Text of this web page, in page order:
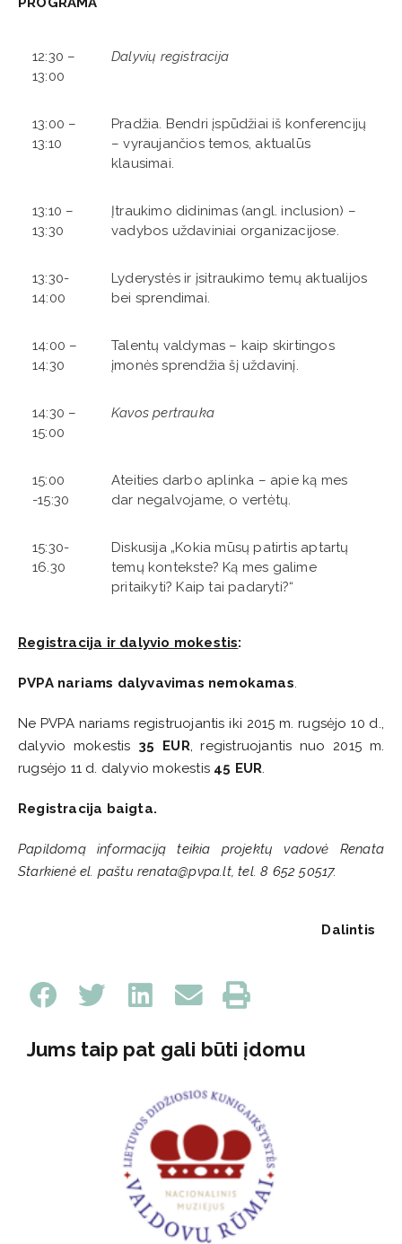
12:30 –
13:00
Dalyvių registracija
13:00 –
13:10
Pradžia. Bendri įspūdžiai iš konferencijų
– vyraujančios temos, aktualūs
klausimai.
13:10 –
13:30
Įtraukimo didinimas (angl. inclusion) –
vadybos uždaviniai organizacijose.
13:30-
14:00
Lyderystės ir įsitraukimo temų aktualijos
bei sprendimai.
14:00 –
14:30
Talentų valdymas – kaip skirtingos
įmonės sprendžia šį uždavinį.
14:30 –
15:00
Kavos pertrauka
15:00
-15:30
Ateities darbo aplinka – apie ką mes
dar negalvojame, o vertėtų.
15:30-
16.30
Diskusija „Kokia mūsų patirtis aptartų
temų kontekste? Ką mes galime
pritaikyti? Kaip tai padaryti?“
Registracija ir dalyvio mokestis:
PVPA nariams dalyvavimas nemokamas
Ne PVPA nariams registruojantis iki 2015 m. rugsėjo 10 d.,
dalyvio mokestis 35 EUR , registruojantis nuo 2015 m.
rugsėjo 11 d. dalyvio mokestis 45 EUR
Registracija baigta.
Papildomą informaciją teikia projektų vadovė Renata
Starkienė el. paštu renata@pvpa.lt, tel. 8 652 50517.
Dalintis
Jums taip pat gali būti įdomu